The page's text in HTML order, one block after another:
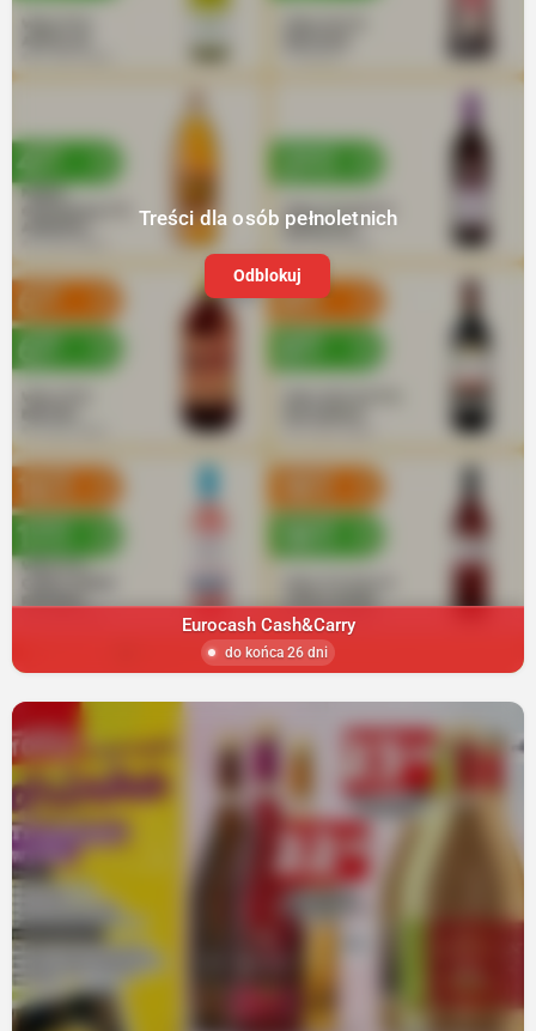
Treści dla osób pełnoletnich
Odblokuj
Eurocash Cash&Carry
do końca 26 dni